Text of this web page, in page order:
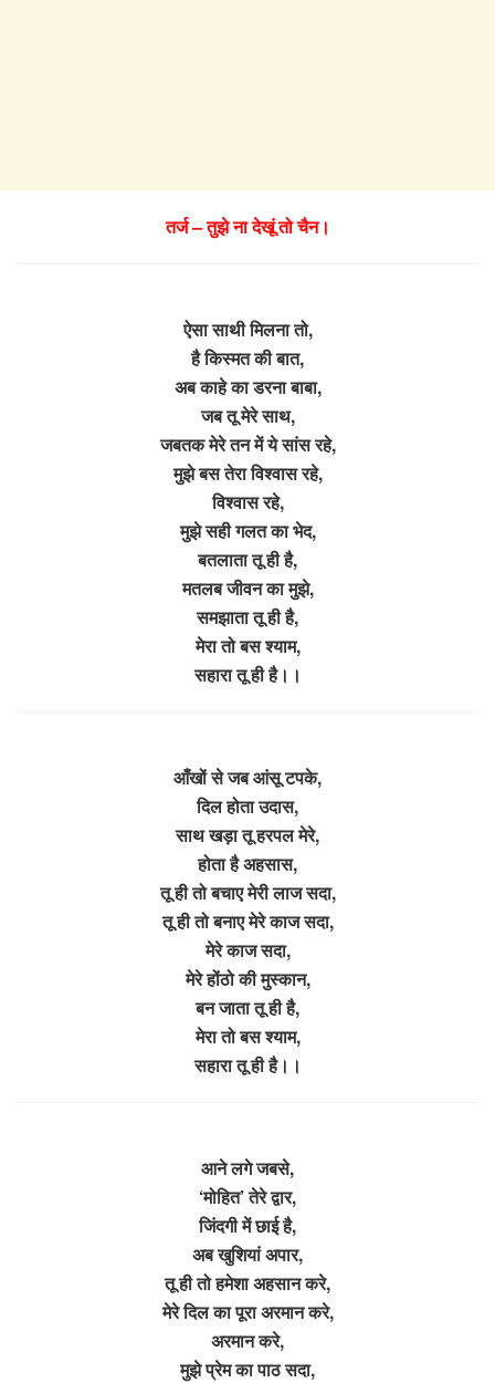
तर्ज – तुझे ना देखूं तो चैन।
ऐसा साथी मिलना तो,
है किस्मत की बात,
अब काहे का डरना बाबा,
जब तू मेरे साथ,
जबतक मेरे तन में ये सांस रहे,
मुझे बस तेरा विश्वास रहे,
विश्वास रहे,
मुझे सही गलत का भेद,
बतलाता तू ही है,
मतलब जीवन का मुझे,
समझाता तू ही है,
मेरा तो बस श्याम,
सहारा तू ही है।।
आँखों से जब आंसू टपके,
दिल होता उदास,
साथ खड़ा तू हरपल मेरे,
होता है अहसास,
तू ही तो बचाए मेरी लाज सदा,
तू ही तो बनाए मेरे काज सदा,
मेरे काज सदा,
मेरे होंठो की मुस्कान,
बन जाता तू ही है,
मेरा तो बस श्याम,
सहारा तू ही है।।
आने लगे जबसे,
‘मोहित’ तेरे द्वार,
जिंदगी में छाई है,
अब खुशियां अपार,
तू ही तो हमेशा अहसान करे,
मेरे दिल का पूरा अरमान करे,
अरमान करे,
मुझे प्रेम का पाठ सदा,